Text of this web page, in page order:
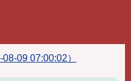
09 07:00:02）